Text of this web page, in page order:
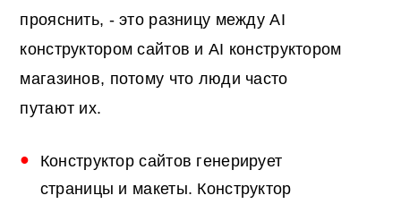
прояснить, - это разницу между AI
конструктором сайтов и AI конструктором
магазинов, потому что люди часто
путают их.
Конструктор сайтов генерирует
страницы и макеты. Конструктор